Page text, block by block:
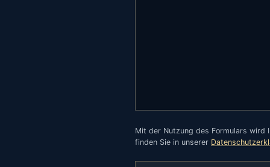
Mit der Nutzung des Formulars wird
finden Sie in unserer